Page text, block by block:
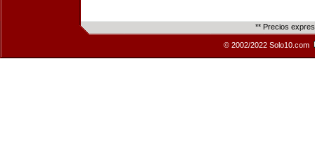
** Precios
© 2002/2022 Solo10.com